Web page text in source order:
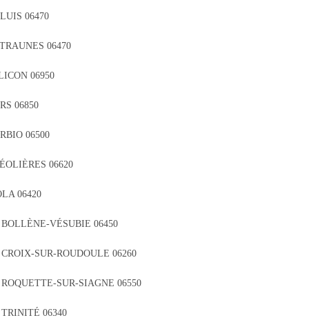
06470
06470
06950
06850
06500
06620
06420
VÉSUBIE 06450
SUR-ROUDOULE 06260
SUR-SIAGNE 06550
06340